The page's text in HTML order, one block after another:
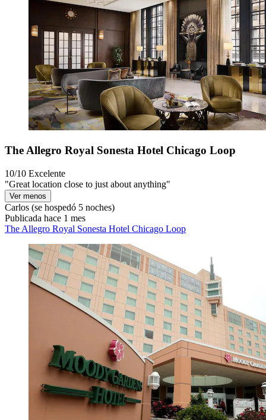
The Allegro Royal Sonesta Hotel Chicago Loop
10/10 Excelente
"Great location close to just about anything"
Ver menos
Carlos (se hospedó 5 noches)
Publicada hace 1 mes
The Allegro Royal Sonesta Hotel Chicago Loop